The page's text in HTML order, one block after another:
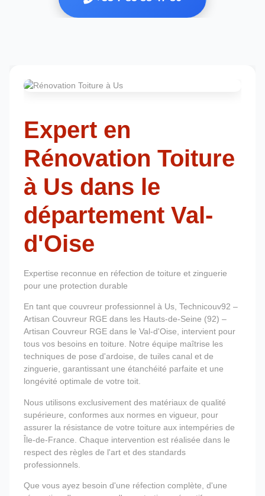
Expert en
Rénovation Toiture
à Us dans le
département Val-
d'Oise
Expertise reconnue en réfection de toiture et zinguerie
pour une protection durable
En tant que couvreur professionnel à Us, Technicouv92 –
Artisan Couvreur RGE dans les Hauts-de-Seine (92) –
Artisan Couvreur RGE dans le Val-d'Oise, intervient pour
tous vos besoins en toiture. Notre équipe maîtrise les
techniques de pose d'ardoise, de tuiles canal et de
zinguerie, garantissant une étanchéité parfaite et une
longévité optimale de votre toit.
Nous utilisons exclusivement des matériaux de qualité
supérieure, conformes aux normes en vigueur, pour
assurer la résistance de votre toiture aux intempéries de
Île-de-France. Chaque intervention est réalisée dans le
respect des règles de l'art et des standards
professionnels.
Que vous ayez besoin d'une réfection complète, d'une